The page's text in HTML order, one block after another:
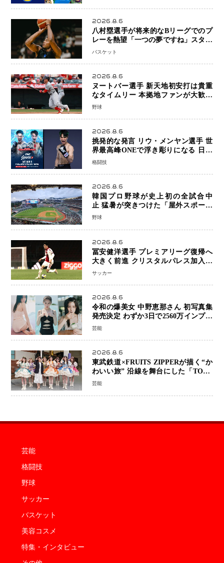
2026.8.6
八村塁選手が将来的なBリーグでのプ
レーを熱望「一つの夢ですね」スター
帰還がリーグ価値を押し上げる可能性
バスケット
2026.8.6
ヌートバー選手 新天地初安打は貴重
なタイムリー 本拠地ファンが大歓声
笑顔で歓喜
野球
2026.8.6
挑発的な発言 リウ・メンヤン選手 世
界最高峰ONEで浮き彫りになる 日本
キックボクシングが直面する“技術
格闘技
2026.8.6
韓国プロ野球が史上初の全試合中
止 猛暑が突きつけた「屋外スポーツ
の限界」 日本発のドーム型施設時代
野球
2026.8.6
冨安健洋選手 プレミアリーグ復帰へ
大きく前進 クリスタルパレス加入目
前 メディカルチェックも通過
サッカー
2026.8.6
令和の爆美女 中野恵那さん 初写真集
発売決定 わずか3日で2560万インプレ
ッションを記録した話題の美貌を凝縮
芸能
2026.8.6
東武鉄道×FRUITS ZIPPERが描く“か
わいい旅” 沿線を舞台にした「TOBU
KAWAII PROJECT」が開幕
芸能
芸能
格闘技
野球
サッカー
バスケット
美容コスメ
特集・インタビュー